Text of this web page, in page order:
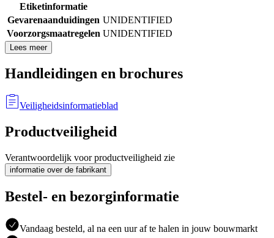
Etiketinformatie
Gevarenaanduidingen UNIDENTIFIED
Voorzorgsmaatregelen UNIDENTIFIED
Lees meer
Handleidingen en brochures
Veiligheidsinformatieblad
Productveiligheid
Verantwoordelijk voor productveiligheid zie
informatie over de fabrikant
Bestel- en bezorginformatie
Vandaag besteld, al na een uur af te halen in jouw bouwmarkt